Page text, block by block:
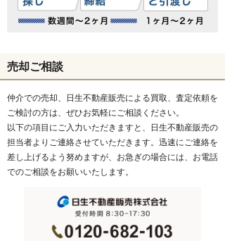
売却ご相談
仲介での売却、日生不動産販売による買取、査定依頼を
ご検討の方は、ぜひお気軽にご相談ください。
以下の項目にご入力いただきますと、日生不動産販売の
担当者よりご連絡させていただきます。迅速にご連絡を
差し上げるよう努めますが、お急ぎの場合には、お電話
でのご相談をお願いいたします。